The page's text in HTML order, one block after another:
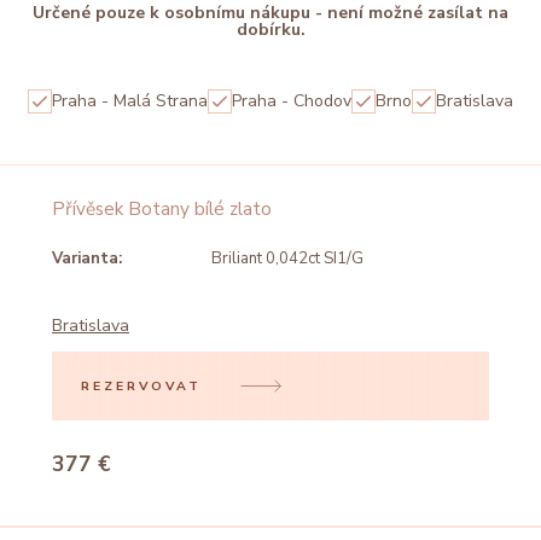
Určené pouze k osobnímu nákupu - není možné zasílat na
dobírku.
Praha - Malá Strana Praha - Chodov Brno Bratislava
Přívěsek Botany bílé zlato
Varianta: Briliant 0,042ct SI1/G
Bratislava
REZERVOVAT
377 €